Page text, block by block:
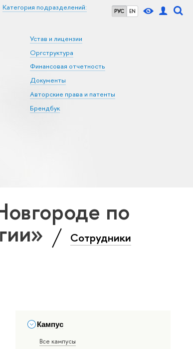
РУС EN
Категория подразделений:
Устав и лицензии
Оргструктура
Финансовая отчетность
Документы
Авторские права и патенты
Брендбук
по
Сотрудники
Кампус
Все кампусы